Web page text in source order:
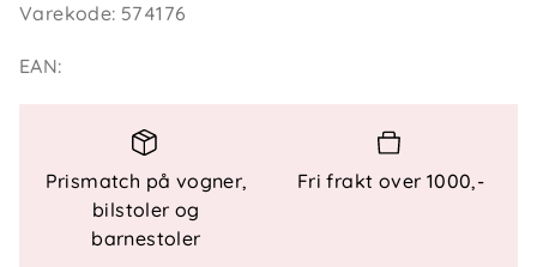
vridninger. Den avanserte ventilasjonen holder
kan enkelt klikkes på kompatible CYBEX-
reisesystem for småbarnsforeldre på farten.
Nøkkelfunksjoner
Ergonomisk liggestilling utenfor bilen
Varekode: 574176
EAN:
Prismatch på vogner,
bilstoler og
barnestoler
Fri frakt over 1000,-